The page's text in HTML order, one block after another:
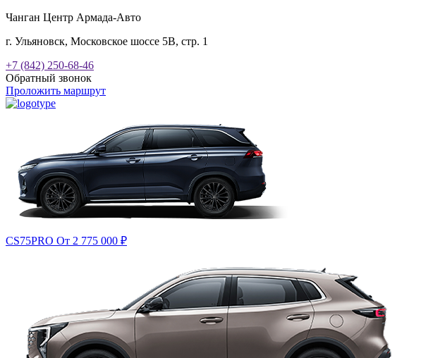
Чанган Центр Армада-Авто
г. Ульяновск, Московское шоссе 5В, стр. 1
+7 (842) 250-68-46
Обратный звонок
Проложить маршрут
CS75PRO От 2 775 000 ₽